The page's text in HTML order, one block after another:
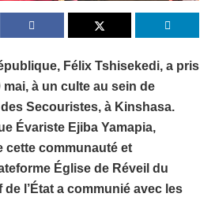
Félix Tshisekedi, a pris
à un culte au sein de
Secouristes, à Kinshasa.
Évariste Ejiba Yamapia,
cette communauté et
Église de Réveil du
l’État a communié avec les